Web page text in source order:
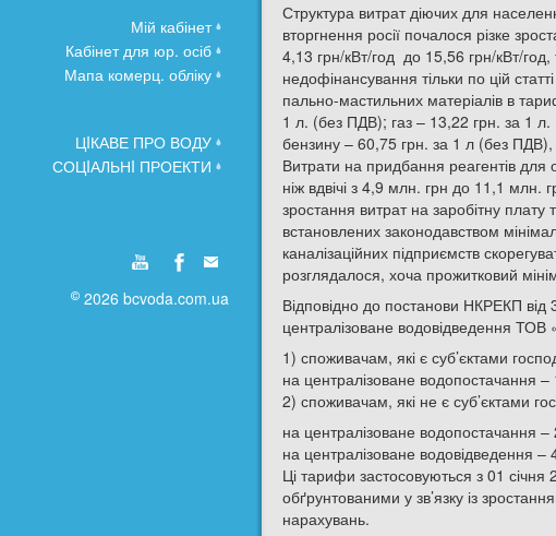
Мій кабінет
Кабінет для юр. осіб
Мапа комерц. обліку
ЦIКАВЕ ПРО ВОДУ
СОЦIАЛЬНI ПРОЕКТИ
2026 bcvoda.com.ua
Структура витрат діючих для
вторгнення росії почалося різке
4,13 грн/кВт/год до 15,56 грн/кВт/
недофінансування тільки по цій
пально-мастильних матеріалів в
1 л. (без ПДВ); газ – 13,22 грн. за 1
бензину – 60,75 грн. за 1 л (без ПДВ),
Витрати на придбання реагентів для
ніж вдвічі з 4,9 млн. грн до 11,1 млн.
зростання витрат на заробітну
встановлених законодавством
каналізаційних підприємств
розглядалося, хоча прожитковий
Відповідно до постанови НКРЕКП
централізоване водовідведення
1) споживачам, які є суб’єктами
на централізоване водопостачання
2) споживачам, які не є суб’єктами
на централізоване водопостачання
на централізоване водовідведення
Ці тарифи застосовуються з 01
обґрунтованими у зв’язку із
нарахувань.